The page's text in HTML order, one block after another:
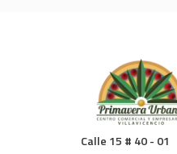
Calle 15 # 40 - 01